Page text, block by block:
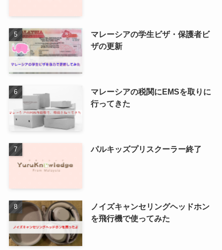
マレーシアの学生ビザ・保護者ビ
ザの更新
マレーシアの税関にEMSを取りに
行ってきた
パルキッズプリスクーラー終了
ノイズキャンセリングヘッドホン
を飛行機で使ってみた